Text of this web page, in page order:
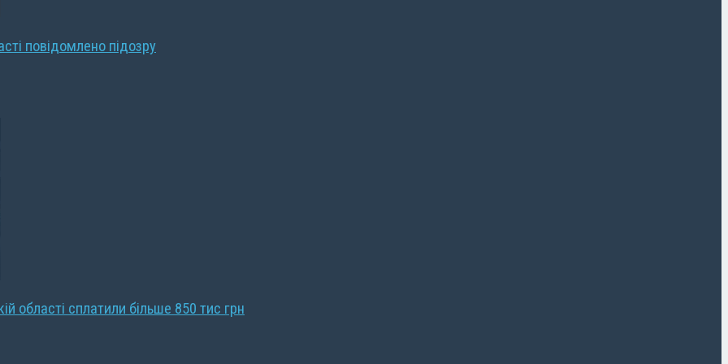
повідомлено підозру
області сплатили більше 850 тис грн